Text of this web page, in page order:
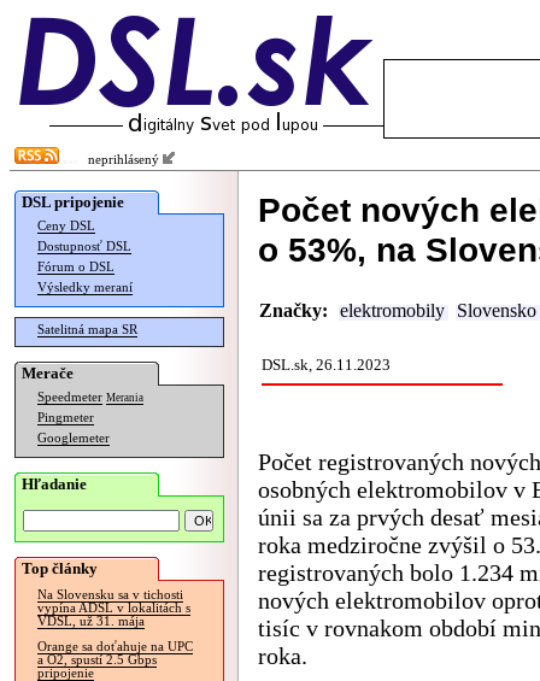
neprihlásený
DSL pripojenie
Ceny DSL
Dostupnosť DSL
Fórum o DSL
Výsledky meraní
Satelitná mapa SR
Merače
Speedmeter Merania
Pingmeter
Googlemeter
Hľadanie
Top články
Na Slovensku sa v tichosti
vypína ADSL v lokalitách s
VDSL, už 31. mája
Orange sa doťahuje na UPC
a O2, spustí 2.5 Gbps
pripojenie
Počet nových
o 53%, na
Značky: elektromobily Slovensko
DSL.sk, 26.11.2023
Počet registrovaných
osobných elektromobilov v
únii sa za prvých desať
roka medziročne zvýšil o
registrovaných bolo 1.234
nových elektromobilov
tisíc v rovnakom období
roka.